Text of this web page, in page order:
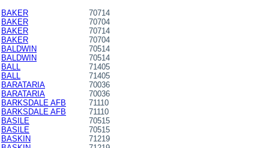
BAKER
70714
BAKER
70704
BAKER
70714
BAKER
70704
BALDWIN
70514
BALDWIN
70514
BALL
71405
BALL
71405
BARATARIA
70036
BARATARIA
70036
BARKSDALE AFB
71110
BARKSDALE AFB
71110
BASILE
70515
BASILE
70515
BASKIN
71219